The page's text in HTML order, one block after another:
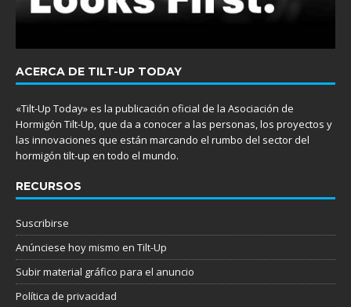
ACERCA DE TILT-UP TODAY
«Tilt-Up Today» es la publicación oficial de la Asociación de
Hormigón Tilt-Up, que da a conocer a las personas, los proyectos y
las innovaciones que están marcando el rumbo del sector del
hormigón tilt-up en todo el mundo.
RECURSOS
Suscribirse
Anúnciese hoy mismo en Tilt-Up
Subir material gráfico para el anuncio
Política de privacidad